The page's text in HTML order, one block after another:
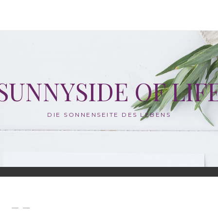
OF
DIE SONNENSEITE DES LEBENS
— —